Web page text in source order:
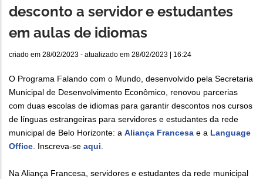
desconto a servidor e estudantes
em aulas de idiomas
criado em 28/02/2023 - atualizado em 28/02/2023 | 16:24
O Programa Falando com o Mundo, desenvolvido pela Secretaria
Municipal de Desenvolvimento Econômico, renovou parcerias
com duas escolas de idiomas para garantir descontos nos cursos
de línguas estrangeiras para servidores e estudantes da rede
municipal de Belo Horizonte: a Aliança Francesa e a Language
Office. Inscreva-se aqui.
Na Aliança Francesa, servidores e estudantes da rede municipal